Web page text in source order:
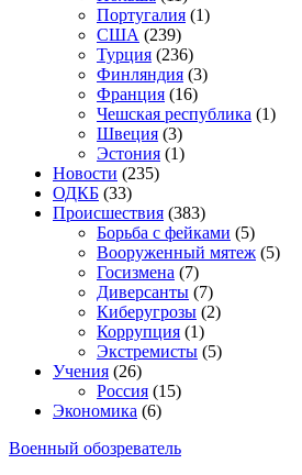
Португалия (1)
США (239)
Турция (236)
Финляндия (3)
Франция (16)
Чешская республика (1)
Швеция (3)
Эстония (1)
Новости (235)
ОДКБ (33)
Происшествия (383)
Борьба с фейками (5)
Вооруженный мятеж (5)
Госизмена (7)
Диверсанты (7)
Киберугрозы (2)
Коррупция (1)
Экстремисты (5)
Учения (26)
Россия (15)
Экономика (6)
Военный обозреватель